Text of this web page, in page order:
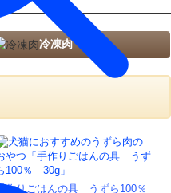
冷凍肉
手作りごはんの具 うずら100％